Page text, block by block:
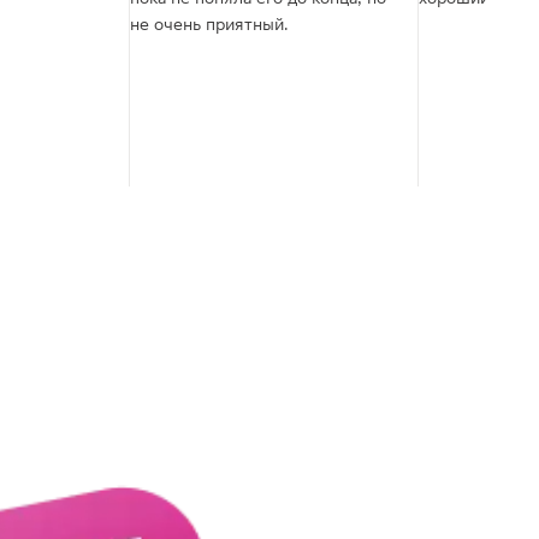
не очень приятный.